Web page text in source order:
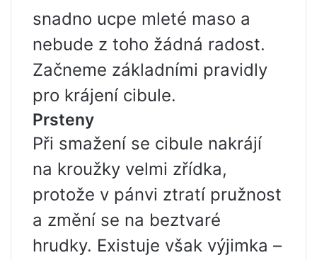
snadno ucpe mleté ​​maso a
nebude z toho žádná radost.
Začneme základními pravidly
pro krájení cibule.
Prsteny
Při smažení se cibule nakrájí
na kroužky velmi zřídka,
protože v pánvi ztratí pružnost
a změní se na beztvaré
hrudky. Existuje však výjimka –